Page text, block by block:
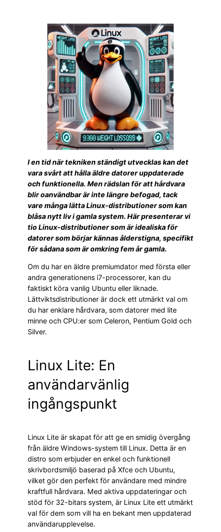
I en tid när tekniken ständigt utvecklas kan det
vara svårt att hålla äldre datorer uppdaterade
och funktionella. Men rädslan för att hårdvara
blir oanvändbar är inte längre befogad, tack
vare många lätta Linux-distributioner som kan
blåsa nytt liv i gamla system. Här presenterar vi
tio Linux-distributioner som är idealiska för
datorer som börjar kännas ålderstigna, specifikt
för sådana som är omkring fem år gamla.
Om du har en äldre premiumdator med första eller
andra generationens i7-processorer, kan du
faktiskt köra vanlig Ubuntu eller liknade.
Lättviktsdistributioner är dock ett utmärkt val om
du har enklare hårdvara, som datorer med lite
minne och CPU:er som Celeron, Pentium Gold och
Silver.
Linux Lite: En
användarvänlig
ingångspunkt
Linux Lite är skapat för att ge en smidig övergång
från äldre Windows-system till Linux. Detta är en
distro som erbjuder en enkel och funktionell
skrivbordsmiljö baserad på Xfce och Ubuntu,
vilket gör den perfekt för användare med mindre
kraftfull hårdvara. Med aktiva uppdateringar och
stöd för 32-bitars system, är Linux Lite ett utmärkt
val för dem som vill ha en bekant men uppdaterad
användarupplevelse.